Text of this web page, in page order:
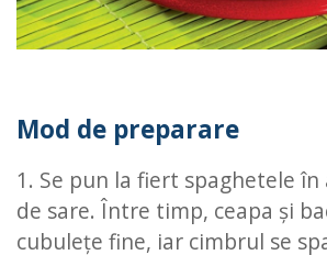
Mod de preparare
1. Se pun la fiert spaghetele
de sare. Între timp, ceapa şi
cubuleţe fine, iar cimbrul se